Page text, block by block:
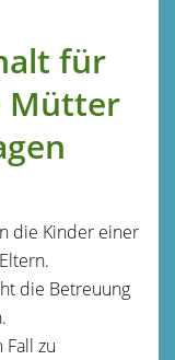
für
Mütter
die Kinder einer
die Betreuung
zu